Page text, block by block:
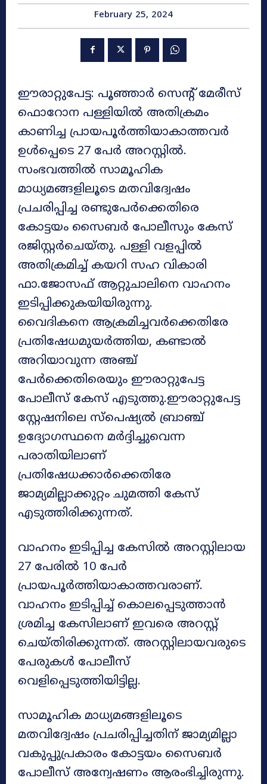
February 25, 2024
ഈരാറ്റുപേട്ട: പൂഞ്ഞാർ സെന്റ് മേരീസ്
ഫൊറോന പള്ളിയിൽ അതിക്രമം
കാണിച്ച പ്രായപൂർത്തിയാകാത്തവർ
ഉൾപ്പെടെ 27 പേർ അറസ്റ്റിൽ.
സംഭവത്തിൽ സാമൂഹിക
മാധ്യമങ്ങളിലൂടെ മതവിദ്വേഷം
പ്രചരിപ്പിച്ച രണ്ടുപേര്‍ക്കെതിരെ
കോട്ടയം സൈബര്‍ പോലീസും കേസ്
രജിസ്റ്റര്‍ചെയ്തു. പള്ളി വളപ്പിൽ
അതിക്രമിച്ച് കയറി സഹ വികാരി
ഫാ.ജോസഫ് ആറ്റുചാലിനെ വാഹനം
ഇടിപ്പിക്കുകയിയിരുന്നു.
വൈദികനെ ആക്രമിച്ചവര്‍ക്കെതിരേ
പ്രതിഷേധമുയര്‍ത്തിയ, കണ്ടാല്‍
അറിയാവുന്ന അഞ്ച്
പേര്‍ക്കെതിരെയും ഈരാറ്റുപേട്ട
പോലീസ് കേസ് എടുത്തു.ഈരാറ്റുപേട്ട
സ്റ്റേഷനിലെ സ്പെഷ്യല്‍ ബ്രാഞ്ച്
ഉദ്യോഗസ്ഥനെ മര്‍ദ്ദിച്ചുവെന്ന
പരാതിയിലാണ്
പ്രതിഷേധക്കാര്‍ക്കെതിരേ
ജാമ്യമില്ലാക്കുറ്റം ചുമത്തി കേസ്
എടുത്തിരിക്കുന്നത്.
വാഹനം ഇടിപ്പിച്ച കേസില്‍ അറസ്റ്റിലായ
27 പേരില്‍ 10 പേര്‍
പ്രായപൂര്‍ത്തിയാകാത്തവരാണ്.
വാഹനം ഇടിപ്പിച്ച് കൊലപ്പെടുത്താന്‍
ശ്രമിച്ച കേസിലാണ് ഇവരെ അറസ്റ്റ്
ചെയ്തിരിക്കുന്നത്. അറസ്റ്റിലായവരുടെ
പേരുകള്‍ പോലീസ്
വെളിപ്പെടുത്തിയിട്ടില്ല.
സാമൂഹിക മാധ്യമങ്ങളിലൂടെ
മതവിദ്വേഷം പ്രചരിപ്പിച്ചതിന് ജാമ്യമില്ലാ
വകുപ്പുപ്രകാരം കോട്ടയം സൈബര്‍
പോലീസ് അന്വേഷണം ആരംഭിച്ചിരുന്നു.